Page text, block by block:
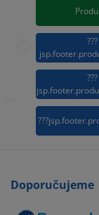
???
???
Doporučujeme